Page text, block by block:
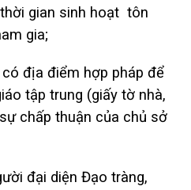
gian sinh hoạt tôn
gia;
địa điểm hợp pháp để
tập trung (giấy tờ nhà,
chấp thuận của chủ sở
đại diện Đạo tràng,